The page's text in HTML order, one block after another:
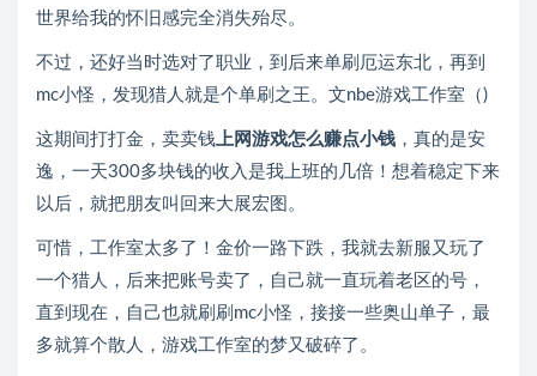
世界给我的怀旧感完全消失殆尽。
不过，还好当时选对了职业，到后来单刷厄运东北，再到
mc小怪，发现猎人就是个单刷之王。文nbe游戏工作室（)
这期间打打金，卖卖钱上网游戏怎么赚点小钱 ，真的是安
逸，一天300多块钱的收入是我上班的几倍！想着稳定下来
以后，就把朋友叫回来大展宏图。
可惜，工作室太多了！金价一路下跌，我就去新服又玩了
一个猎人，后来把账号卖了，自己就一直玩着老区的号，
直到现在，自己也就刷刷mc小怪，接接一些奥山单子，最
多就算个散人，游戏工作室的梦又破碎了。